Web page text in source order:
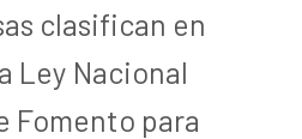
clasifican en
Ley Nacional
Fomento para